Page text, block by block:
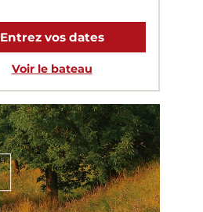
Entrez vos dates
Voir le bateau